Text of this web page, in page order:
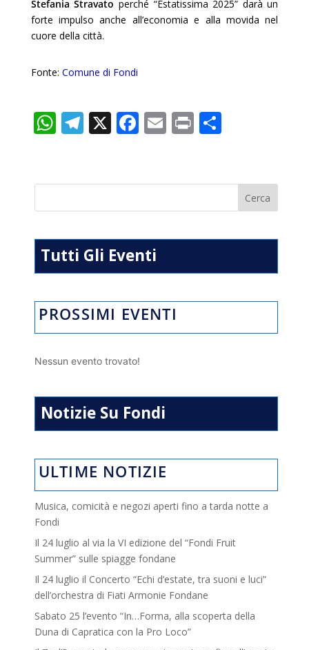
Stefania Stravato perché “Estatissima 2025” darà un
forte impulso anche all’economia e alla movida nel
cuore della città.
Fonte: Comune di Fondi
W
s
A
p
p
T
gr
a
m
X F
b
o
o
k
E
l
PrC
di
vi
di
Tutti Gli Eventi
PROSSIMI EVENTI
Nessun evento trovato!
Notizie Su Fondi
ULTIME NOTIZIE
Musica, comicità e negozi aperti fino a tarda notte a
Fondi
Il 24 luglio al via la VI edizione del “Fondi Fruit
Summer” sulle spiagge fondane
Il 24 luglio il Concerto “Echi d’estate, tra suoni e luci”
dell’orchestra di Fiati Armonie Fondane
Sabato 25 l’evento “In…Forma, alla scoperta della
Duna di Capratica con la Pro Loco”